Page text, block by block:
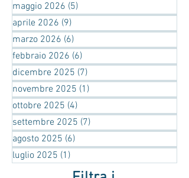
maggio 2026 (5)
aprile 2026 (9)
marzo 2026 (6)
febbraio 2026 (6)
dicembre 2025 (7)
novembre 2025 (1)
ottobre 2025 (4)
settembre 2025 (7)
agosto 2025 (6)
luglio 2025 (1)